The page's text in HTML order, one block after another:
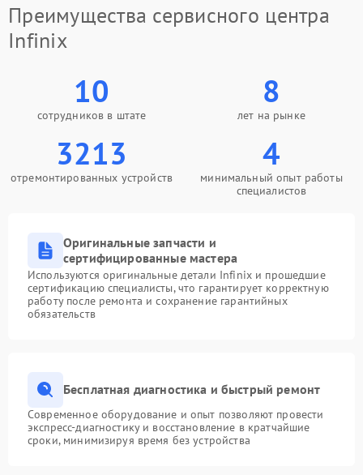
Преимущества сервисного центра
Infinix
10
сотрудников в штате
8
лет на рынке
3213
отремонтированных устройств
4
минимальный опыт работы
специалистов
Оригинальные запчасти и
сертифицированные мастера
Используются оригинальные детали Infinix и прошедшие
сертификацию специалисты, что гарантирует корректную
работу после ремонта и сохранение гарантийных
обязательств
Бесплатная диагностика и быстрый ремонт
Современное оборудование и опыт позволяют провести
экспресс-диагностику и восстановление в кратчайшие
сроки, минимизируя время без устройства